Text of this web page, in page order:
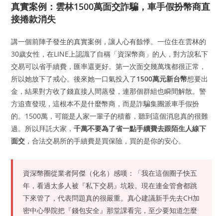
真實案例：雲林1500萬面交詐騙，車手假扮幣商直
接捲款消失
講一個前陣子發生的真實案例，讓人心有餘悸。一位住在雲林的
30歲女性，在LINE上認識了自稱「資深幣商」的人，對方說私下
交易可以省手續費，匯率還更好。第一次面交幾萬塊都很正常，
所以她放下了戒心。後來她一口氣投入了1500萬元新台幣想要出
金，結果對方收了錢直接人間蒸發，連那個群組也瞬間解散。警
方追查發現，這根本不是什麼幣商，而是詐騙集團派車手假扮
的。1500萬，可能是人家一輩子的積蓄，聽到這個消息真的很難
過。所以拜託大家，千萬不要為了省一點手續費去跟陌生人線下
面交 ，合法交易所的手續費是買保險，買的是你的安心。
資深幣圈從業者阿傑（化名）感嘆：「我在這個圈子快五
年，看過太多人被『私下交易』坑殺。現在連金管會都跳
下來管了，代表問題真的很嚴重。真心建議新手先去CH加
密中心學院把『錢包安全』那堂課看完，至少要知道怎麼